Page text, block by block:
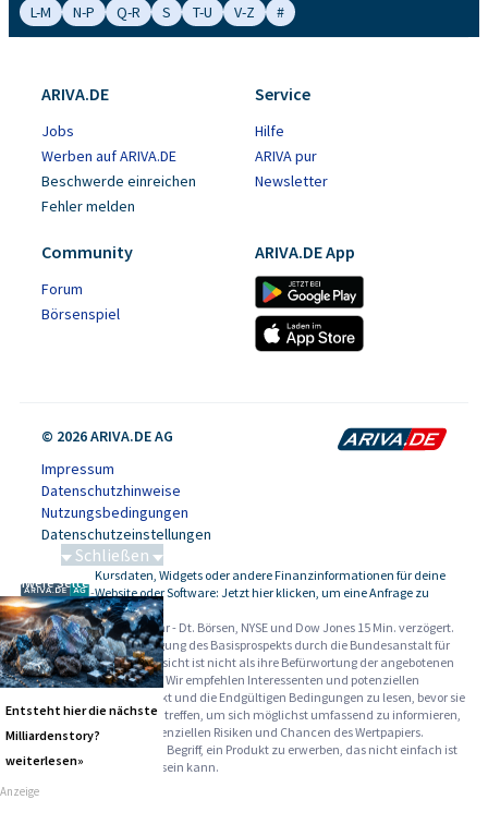
L-M
N-P Q-R S T-U V-Z #
ARIVA.DE
Jobs
Werben auf ARIVA.DE
Beschwerde einreichen
Fehler melden
Service
Hilfe
ARIVA pur
Newsletter
Community
Forum
Börsenspiel
ARIVA.DE App
© 2026 ARIVA.DE AG
Impressum
Datenschutzhinweise
Nutzungsbedingungen
Datenschutzeinstellungen
-
Kursdaten, Widgets oder andere Finanzinformationen für deine
Website oder Software: Jetzt hier klicken, um eine Anfrage zu
stellen.
Alle Angaben ohne Gewähr - Dt. Börsen, NYSE und Dow Jones 15 Min. verzögert.
Werbehinweise:Die Billigung des Basisprospekts durch die Bundesanstalt für
Finanzdienstleistungsaufsicht ist nicht als ihre Befürwortung der angebotenen
Wertpapiere zu verstehen. Wir empfehlen Interessenten und potenziellen
Anlegern den Basisprospekt und die Endgültigen Bedingungen zu lesen, bevor sie
eine Anlageentscheidung treffen, um sich möglichst umfassend zu informieren,
insbesondere über die potenziellen Risiken und Chancen des Wertpapiers.
Warnhinweise: Sie sind im Begriff, ein Produkt zu erwerben, das nicht einfach ist
und schwer zu verstehen sein kann.
Schließen
Schwere Seltene Erden
Entsteht hier die nächste
Milliardenstory?
weiterlesen»
Anzeige